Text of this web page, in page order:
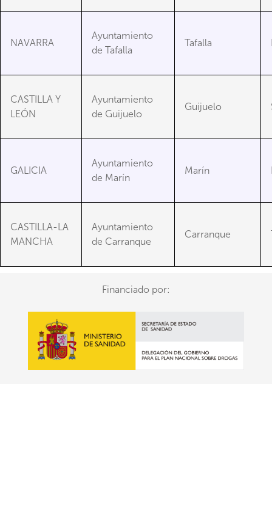
NAVARRA
Ayuntamiento
de Tafalla
Tafalla
CASTILLA Y
LEÓN
Ayuntamiento
de Guijuelo
Guijuelo
GALICIA
Ayuntamiento
de Marín
Marín
CASTILLA-LA
MANCHA
Ayuntamiento
de Carranque
Carranque
Financiado por: